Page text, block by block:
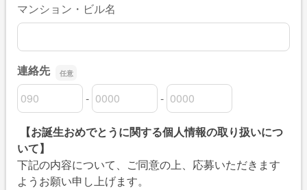
マンション・ビル名
連絡先
連絡先の市外局番
-
連絡先の市内局番 -
連絡先の加入者番号
【お誕生おめでとうに関する個人情報の取り扱いにつ
いて】
下記の内容について、ご同意の上、応募いただきます
ようお願い申し上げます。